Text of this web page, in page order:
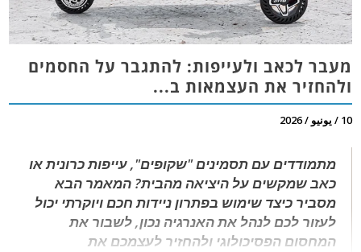
מעבר לכאב ולעייפות: להתגבר על החסמים
ולהחזיר את העצמאות ב...
10 / يونيو / 2026
מתמודדים עם תסמינים "שקופים", עייפות כרונית או
כאב שמקשים על היציאה מהבית? המאמר הבא
מסביר כיצד שימוש בפתרון ניידות חכם ויוקרתי יכול
לעזור לכם לנהל את האנרגיה נכון, לשבור את
המחסום הפסיכולוגי ולהחזיר לעצמכם את